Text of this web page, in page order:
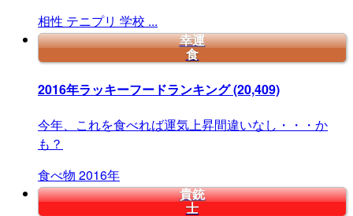
相性 テニプリ 学校 ...
幸運
食
2016年ラッキーフードランキング(20,409)
今年、これを食べれば運気上昇間違いなし・・・か
も？
食べ物 2016年
貴銃
士